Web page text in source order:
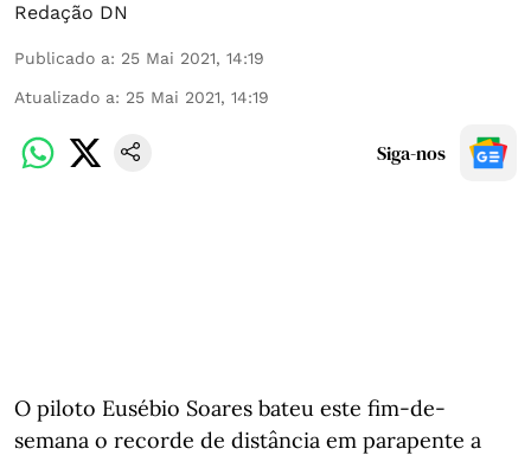
Redação DN
Publicado a: 25 Mai 2021, 14:19
Atualizado a: 25 Mai 2021, 14:19
Siga-nos
O piloto Eusébio Soares bateu este fim-de-
semana o recorde de distância em parapente a